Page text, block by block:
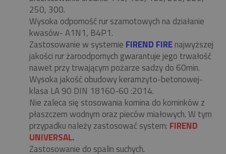
250, 300.
Wysoka odporność rur szamotowych na działanie
kwasów- A1N1, B4P1.
Zastosowanie w systemie FIREND FIREnajwyższej
jakości rur żaroodpornych gwarantuje jego trwałość
nawet przy trwającym pożarze sadzy do 60min.
Wysoka jakość obudowy keramzyto-betonowej-
klasa LA 90 DIN 18160-60 :2014.
Nie zaleca się stosowania komina do kominków z
płaszczem wodnym oraz pieców miałowych. W tym
przypadku należy zastosować system: FIREND
UNIVERSAL.
Zastosowanie do spalin suchych.